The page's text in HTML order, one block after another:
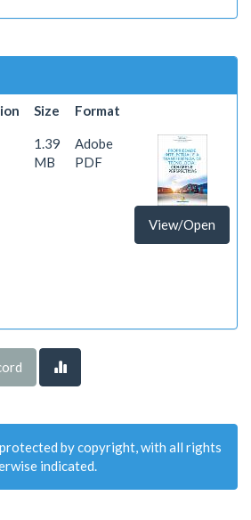
Size Format
1.39
MB
Adobe
PDF
View/Open
by copyright, with all rights
indicated.